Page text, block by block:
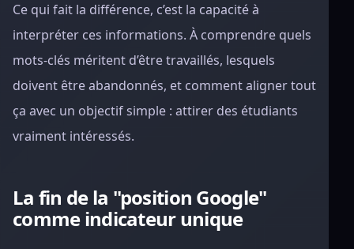
Ce qui fait la différence, c’est la capacité à
interpréter ces informations. À comprendre quels
mots-clés méritent d’être travaillés, lesquels
doivent être abandonnés, et comment aligner tout
ça avec un objectif simple : attirer des étudiants
vraiment intéressés.
La fin de la "position Google"
comme indicateur unique